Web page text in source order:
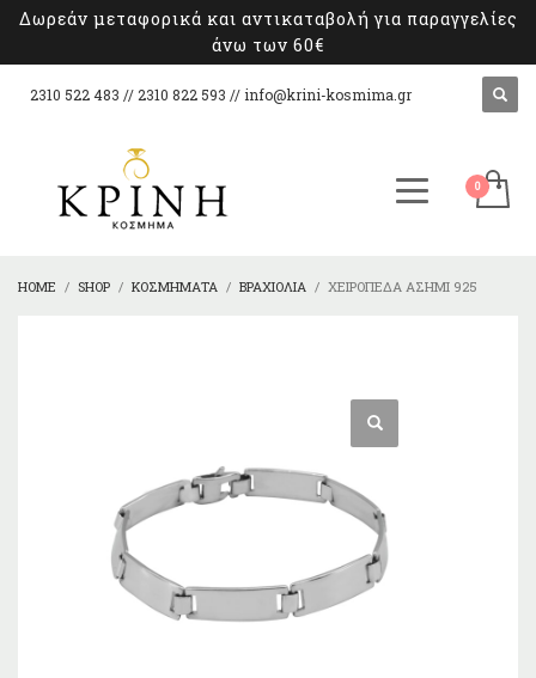
Δωρεάν μεταφορικά και αντικαταβολή για παραγγελίες
άνω των 60€
2310 522 483 // 2310 822 593 // info@krini-kosmima.gr
HOME SHOP ΚΟΣΜΉΜΑΤΑ ΒΡΑΧΙΌΛΙΑ ΧΕΙΡΟΠΈΔΑ ΑΣΉΜΙ 925